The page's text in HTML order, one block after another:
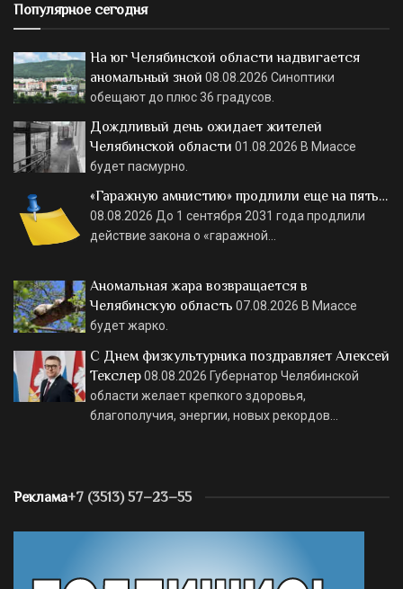
Популярное сегодня
На юг Челябинской области надвигается
аномальный зной 08.08.2026 Синоптики
обещают до плюс 36 градусов.
Дождливый день ожидает жителей
Челябинской области 01.08.2026 В Миассе
будет пасмурно.
«Гаражную амнистию» продлили еще на пять…
08.08.2026 До 1 сентября 2031 года продлили
действие закона о «гаражной…
Аномальная жара возвращается в
Челябинскую область 07.08.2026 В Миассе
будет жарко.
С Днем физкультурника поздравляет Алексей
Текслер08.08.2026 Губернатор Челябинской
области желает крепкого здоровья,
благополучия, энергии, новых рекордов…
Реклама+7 (3513) 57–23–55